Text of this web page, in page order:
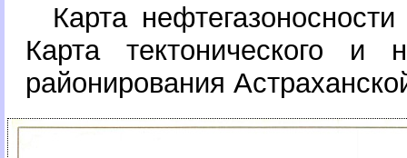
Карта
Карта тектонического и
районирования